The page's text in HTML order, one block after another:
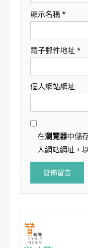
顯示名稱 *
電子郵件地址 *
個人網站網址
在瀏覽器中儲
人網站網址，